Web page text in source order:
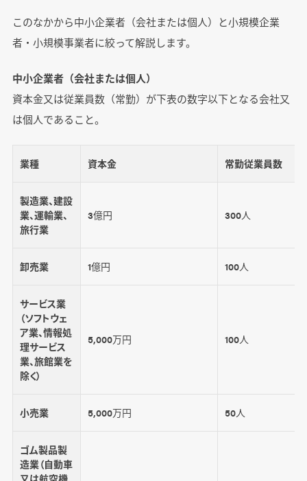
このなかから中小企業者（会社または個人）と小規模企業
者・小規模事業者に絞って解説します。
中小企業者（会社または個人）
資本金又は従業員数（常勤）が下表の数字以下となる会社又
は個人であること。
業種 資本金 常勤従業員数
製造業、建設
業、運輸業、
旅行業
3億円 300人
卸売業 1億円 100人
サービス業
（ソフトウェ
ア業、情報処
理サービス
業、旅館業を
除く）
5,000万円 100人
小売業 5,000万円 50人
ゴム製品製
造業（自動車